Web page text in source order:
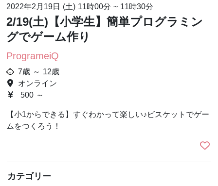
2022年2月19日 (土) 11時00分 ~ 11時30分
2/19(土)【小学生】簡単プログラミン
グでゲーム作り
ProgrameiQ
7歳 ～ 12歳
オンライン
500 ～
【小1からできる】すぐわかって楽しい♪ビスケットでゲー
ムをつくろう！
カテゴリー